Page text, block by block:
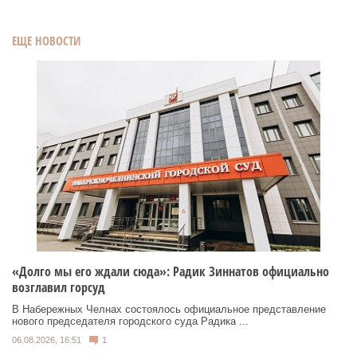
ЕЩЕ НОВОСТИ
«Долго мы его ждали сюда»: Радик Зиннатов официально
возглавил горсуд
В Набережных Челнах состоялось официальное представление
нового председателя городского суда Радика ...
06.08.2026, 16:51 1